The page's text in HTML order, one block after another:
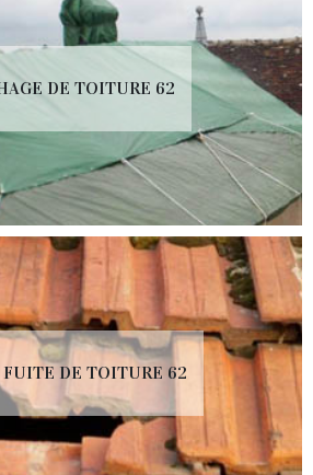
DE TOITURE 62
FUITE DE TOITURE 62